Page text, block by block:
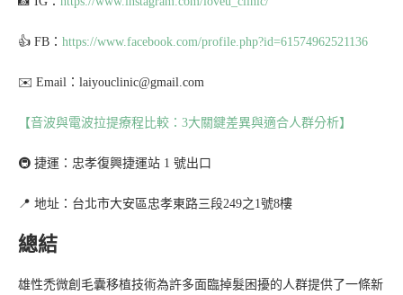
👍 FB： https://www.facebook.com/profile.php?id=61574962521136
✉️ Email：laiyouclinic@gmail.com
【音波與電波拉提療程比較：3大關鍵差異與適合人群分析】
🚇 捷運：忠孝復興捷運站 1 號出口
📍 地址：台北市大安區忠孝東路三段249之1號8樓
總結
雄性禿微創毛囊移植技術為許多面臨掉髮困擾的人群提供了一條新